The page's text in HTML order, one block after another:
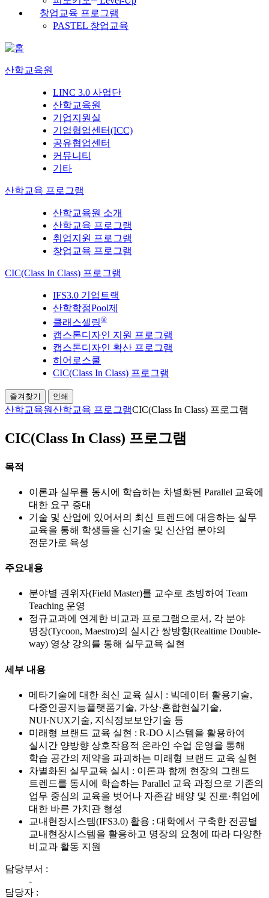
창업교육 프로그램
PASTEL 창업교육
산학교육원
LINC 3.0 사업단
산학교육원
기업지원실
기업협업센터(ICC)
공유협업센터
커뮤니티
기타
산학교육 프로그램
산학교육원 소개
산학교육 프로그램
취업지원 프로그램
창업교육 프로그램
CIC(Class In Class) 프로그램
IFS3.0 기업트랙
산학학점Pool제
클래스셀링®
캡스톤디자인 지원 프로그램
캡스톤디자인 확산 프로그램
히어로스쿨
CIC(Class In Class) 프로그램
즐겨찾기 인쇄
산학교육원산학교육 프로그램CIC(Class In Class) 프로그램
CIC(Class In Class) 프로그램
목적
이론과 실무를 동시에 학습하는 차별화된 Parallel 교육에
대한 요구 증대
기술 및 산업에 있어서의 최신 트렌드에 대응하는 실무
교육을 통해 학생들을 신기술 및 신산업 분야의
전문가로 육성
주요내용
분야별 권위자(Field Master)를 교수로 초빙하여 Team
Teaching 운영
정규교과에 연계한 비교과 프로그램으로서, 각 분야
명장(Tycoon, Maestro)의 실시간 쌍방향(Realtime Double-
way) 영상 강의를 통해 실무교육 실현
세부 내용
메타기술에 대한 최신 교육 실시 : 빅데이터 활용기술,
다중인공지능플랫폼기술, 가상·혼합현실기술,
NUI·NUX기술, 지식정보보안기술 등
미래형 브랜드 교육 실현 : R-DO 시스템을 활용하여
실시간 양방향 상호작용적 온라인 수업 운영을 통해
학습 공간의 제약을 파괴하는 미래형 브랜드 교육 실현
차별화된 실무교육 실시 : 이론과 함께 현장의 그랜드
트렌드를 동시에 학습하는 Parallel 교육 과정으로 기존의
업무 중심의 교육을 벗어나 자존감 배양 및 진로·취업에
대한 바른 가치관 형성
교내현장시스템(IFS3.0) 활용 : 대학에서 구축한 전공별
교내현장시스템을 활용하고 명장의 요청에 따라 다양한
비교과 활동 지원
담당부서 :
-
담당자 :